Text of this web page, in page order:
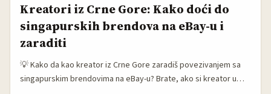
Kreatori iz Crne Gore: Kako doći do
singapurskih brendova na eBay-u i
zaraditi
💡 Kako da kao kreator iz Crne Gore zaradiš povezivanjem sa
singapurskim brendovima na eBay-u? Brate, ako si kreator u